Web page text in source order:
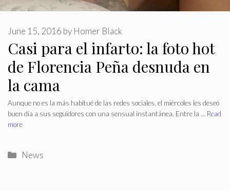
Casi para el infarto: la foto hot
de Florencia Peña desnuda en
la cama
June 15, 2016 by Homer Black
Aunque no es la más habitué de las redes sociales, el miércoles les deseó
buen día a sus seguidores con una sensual instantánea. Entre la … Read
more
Categories
News